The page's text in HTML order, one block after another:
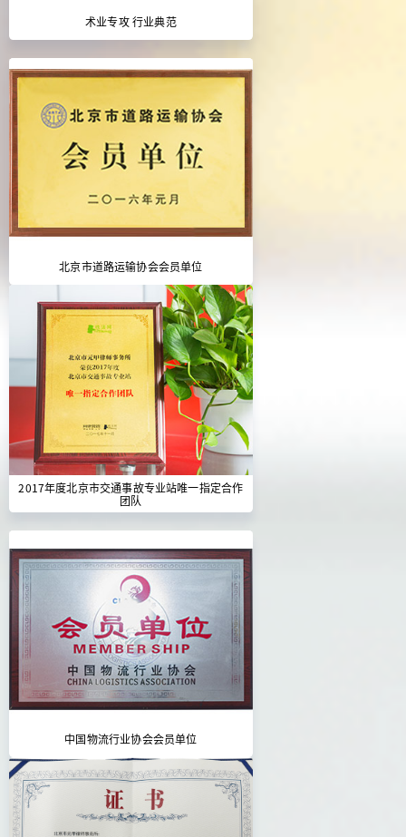
术业专攻 行业典范
北京市道路运输协会会员单位
2017年度北京市交通事故专业站唯一指定合作
团队
中国物流行业协会会员单位